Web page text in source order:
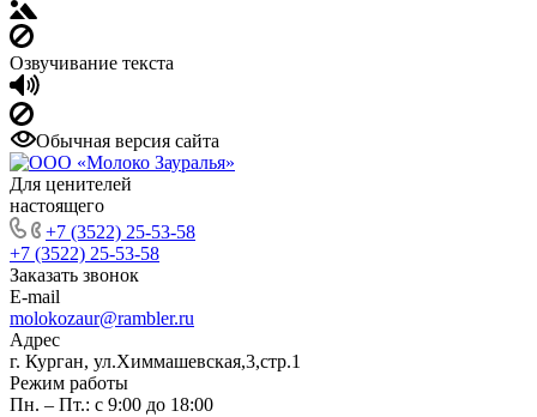
Озвучивание текста
Обычная версия сайта
Для ценителей
настоящего
+7 (3522) 25-53-58
+7 (3522) 25-53-58
Заказать звонок
E-mail
molokozaur@rambler.ru
Адрес
г. Курган, ул.Химмашевская,3,стр.1
Режим работы
Пн. – Пт.: с 9:00 до 18:00